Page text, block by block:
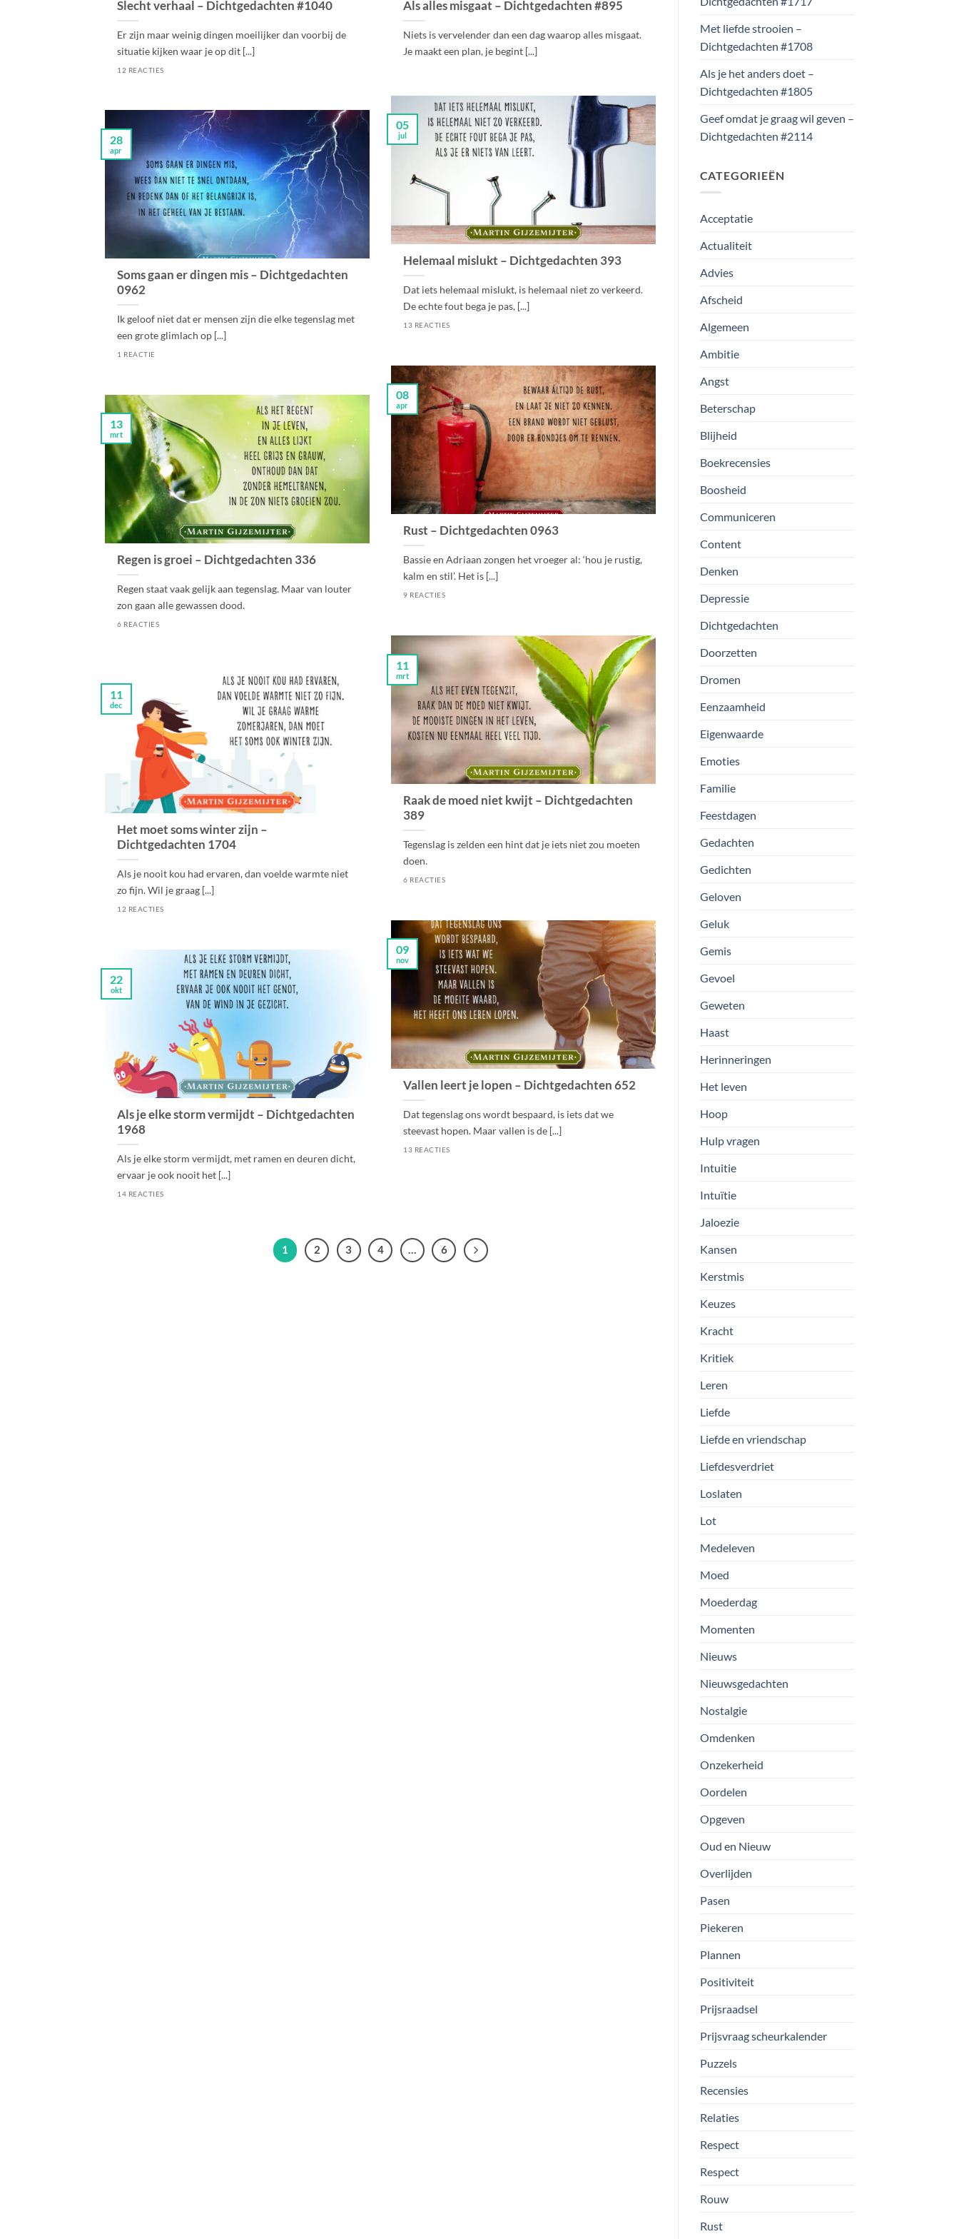
Slecht verhaal – Dichtgedachten #1040
Er zijn maar weinig dingen moeilijker dan voorbij de
situatie kijken waar je op dit [...]
12 REACTIES
Als alles misgaat – Dichtgedachten #895
Niets is vervelender dan een dag waarop alles misgaat.
Je maakt een plan, je begint [...]
Helemaal mislukt – Dichtgedachten 393
Dat iets helemaal mislukt, is helemaal niet zo verkeerd.
De echte fout bega je pas, [...]
13 REACTIES
05
jul
Soms gaan er dingen mis – Dichtgedachten
0962
Ik geloof niet dat er mensen zijn die elke tegenslag met
een grote glimlach op [...]
1 REACTIE
28
apr
Rust – Dichtgedachten 0963
Bassie en Adriaan zongen het vroeger al: ‘hou je rustig,
kalm en stil’. Het is [...]
9 REACTIES
08
apr
Regen is groei – Dichtgedachten 336
Regen staat vaak gelijk aan tegenslag. Maar van louter
zon gaan alle gewassen dood.
6 REACTIES
13
mrt
Raak de moed niet kwijt – Dichtgedachten
389
Tegenslag is zelden een hint dat je iets niet zou moeten
doen.
6 REACTIES
11
mrt
Het moet soms winter zijn –
Dichtgedachten 1704
Als je nooit kou had ervaren, dan voelde warmte niet
zo fijn. Wil je graag [...]
12 REACTIES
11
dec
Vallen leert je lopen – Dichtgedachten 652
Dat tegenslag ons wordt bespaard, is iets dat we
steevast hopen. Maar vallen is de [...]
13 REACTIES
09
nov
Als je elke storm vermijdt – Dichtgedachten
1968
Als je elke storm vermijdt, met ramen en deuren dicht,
ervaar je ook nooit het [...]
14 REACTIES
22
okt
1 2 3 4 … 6
Met liefde strooien –
Dichtgedachten #1708
Als je het anders doet –
Dichtgedachten #1805
Geef omdat je graag wil geven –
Dichtgedachten #2114
CATEGORIEËN
Acceptatie
Actualiteit
Advies
Afscheid
Algemeen
Ambitie
Angst
Beterschap
Blijheid
Boekrecensies
Boosheid
Communiceren
Content
Denken
Depressie
Dichtgedachten
Doorzetten
Dromen
Eenzaamheid
Eigenwaarde
Emoties
Familie
Feestdagen
Gedachten
Gedichten
Geloven
Geluk
Gemis
Gevoel
Geweten
Haast
Herinneringen
Het leven
Hoop
Hulp vragen
Intuitie
Intuïtie
Jaloezie
Kansen
Kerstmis
Keuzes
Kracht
Kritiek
Leren
Liefde
Liefde en vriendschap
Liefdesverdriet
Loslaten
Lot
Medeleven
Moed
Moederdag
Momenten
Nieuws
Nieuwsgedachten
Nostalgie
Omdenken
Onzekerheid
Oordelen
Opgeven
Oud en Nieuw
Overlijden
Pasen
Piekeren
Plannen
Positiviteit
Prijsraadsel
Prijsvraag scheurkalender
Puzzels
Recensies
Relaties
Respect
Respect
Rouw
Rust